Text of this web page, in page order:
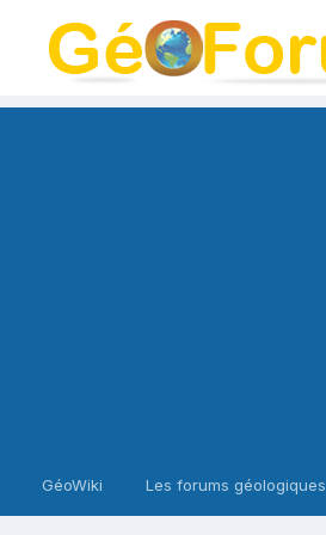
GéoWiki Les forums géologiques